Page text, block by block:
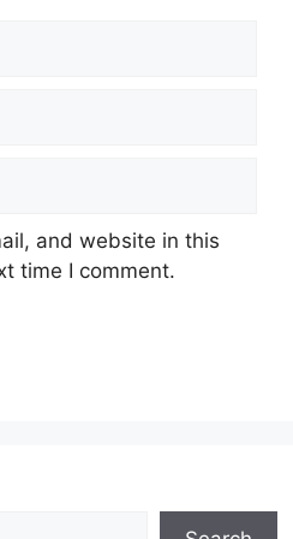
and website in this
time I comment.